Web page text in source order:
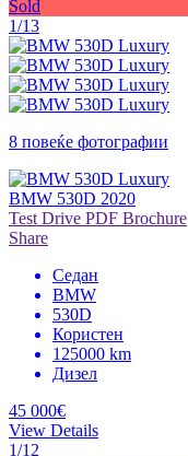
Sold
1/13
8 повеќе фотографии
BMW 530D 2020
Test Drive PDF Brochure
Share
Седан
BMW
530D
Користен
125000 km
Дизел
45 000€
View Details
1/12